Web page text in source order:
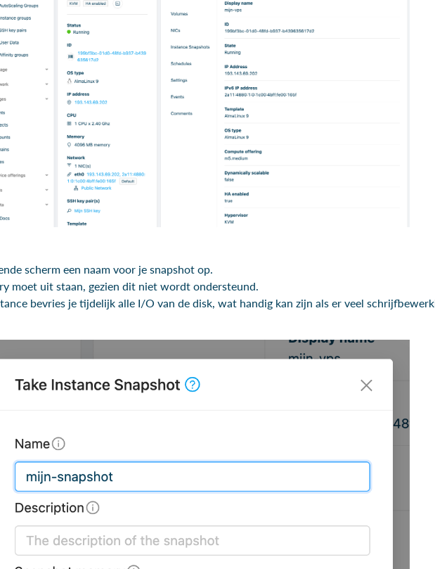
scherm een naam voor je snapshot op.
moet uit staan, gezien dit niet wordt ondersteund.
bevries je tijdelijk alle I/O van de disk, wat handig kan zijn als er veel